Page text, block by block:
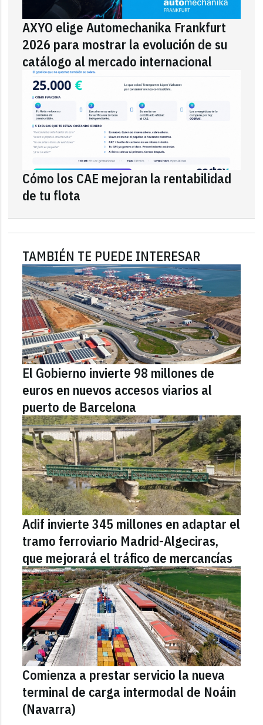
AXYO elige Automechanika Frankfurt
2026 para mostrar la evolución de su
catálogo al mercado internacional
Cómo los CAE mejoran la rentabilidad
de tu flota
TAMBIÉN TE PUEDE INTERESAR
El Gobierno invierte 98 millones de
euros en nuevos accesos viarios al
puerto de Barcelona
Adif invierte 345 millones en adaptar el
tramo ferroviario Madrid-Algeciras,
que mejorará el tráfico de mercancías
Comienza a prestar servicio la nueva
terminal de carga intermodal de Noáin
(Navarra)